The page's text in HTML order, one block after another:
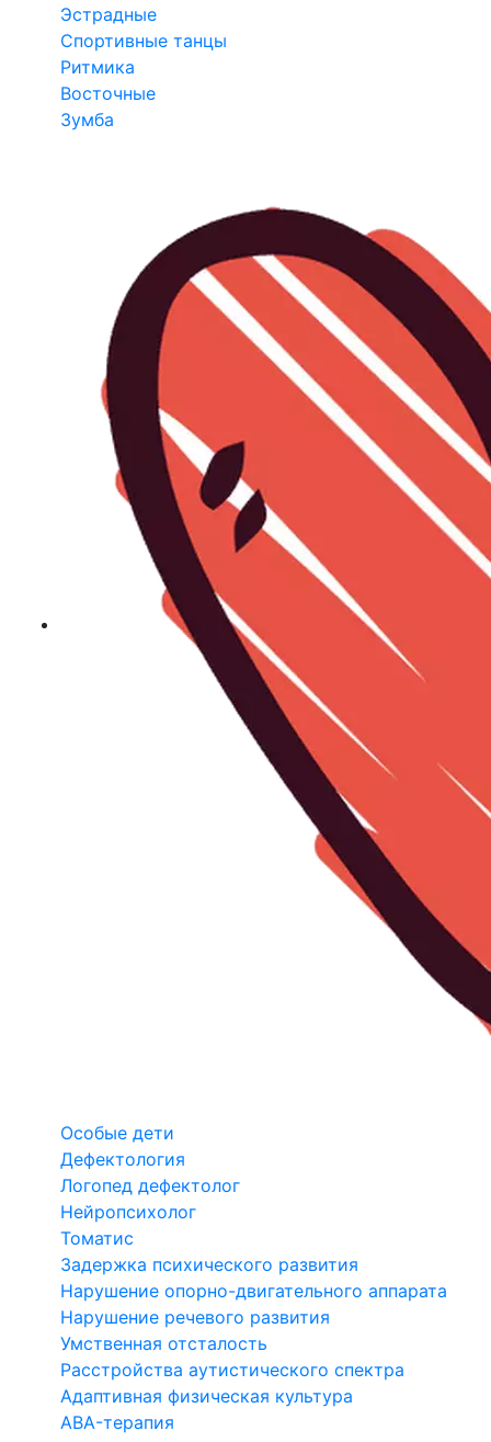
Эстрадные
Спортивные танцы
Ритмика
Восточные
Зумба
Особые дети
Дефектология
Логопед дефектолог
Нейропсихолог
Томатис
Задержка психического развития
Нарушение опорно-двигательного аппарата
Нарушение речевого развития
Умственная отсталость
Расстройства аутистического спектра
Адаптивная физическая культура
ABA-терапия